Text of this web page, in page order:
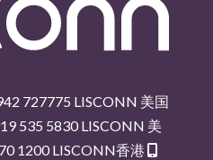
727775 LISCONN 美国
535 5830LISCONN 美
1200LISCONN香港